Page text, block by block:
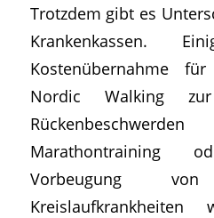
Trotzdem gibt es
Krankenkassen.
Kostenübernahme
Nordic Walking
Marathontraining
Vorbeugung